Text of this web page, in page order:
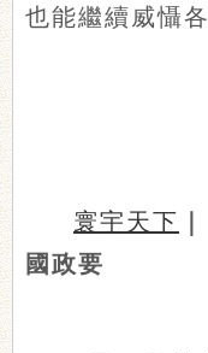
也能繼續威懾
寰宇天下
國政要